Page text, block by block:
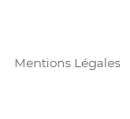
Mentions Légales